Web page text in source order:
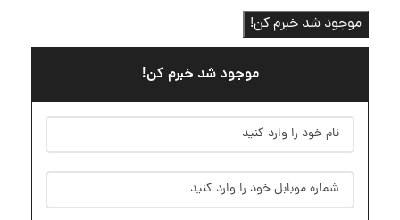
موجود شد خبرم کن!
موجود شد خبرم کن!